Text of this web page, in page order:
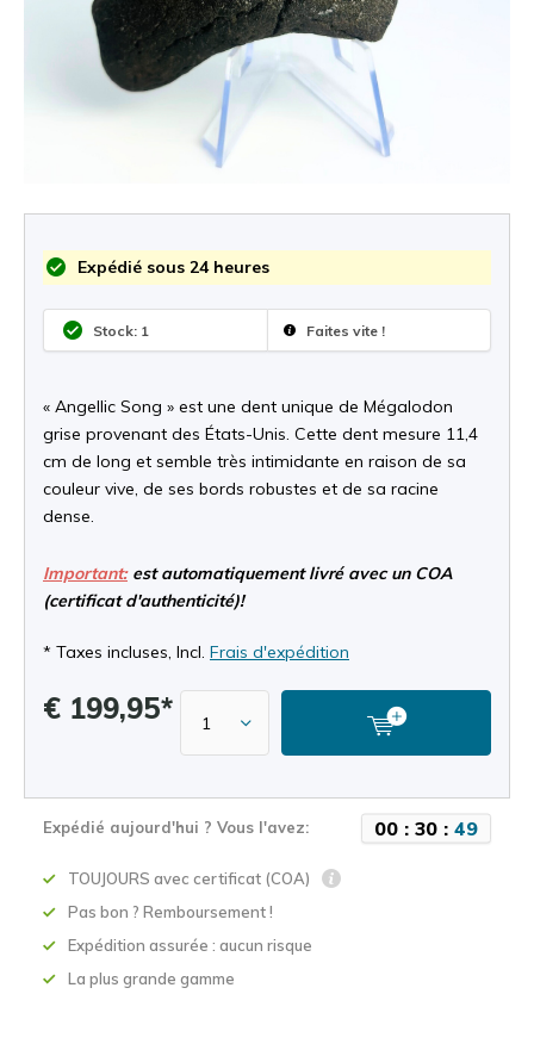
Expédié sous 24 heures
Stock: 1 Faites vite !
« Angellic Song » est une dent unique de Mégalodon
grise provenant des États-Unis. Cette dent mesure 11,4
cm de long et semble très intimidante en raison de sa
couleur vive, de ses bords robustes et de sa racine
dense.
Important:est automatiquement livré avec un COA
(certificat d'authenticité)!
* Taxes incluses, Incl. Frais d'expédition
€ 199,95*
Expédié aujourd'hui ? Vous l'avez: 00 : 30 : 49
TOUJOURS avec certificat (COA)
Pas bon ? Remboursement !
Expédition assurée : aucun risque
La plus grande gamme